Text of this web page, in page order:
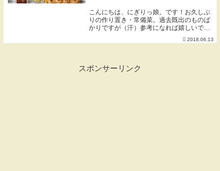
レッドキャベツのマリネ）
こんにちは、にぎりっ娘。です！お久しぶ
りの作り置き・常備菜。過去既出のものば
かりですが（汗）参考になれば嬉しいで
す。--------------------------------------------------------
------...
2018.06.13
スポンサーリンク